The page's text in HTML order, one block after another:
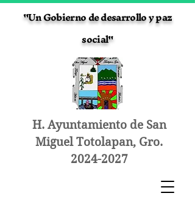
H. Ayuntamiento de San
Miguel Totolapan, Gro.
2024-2027
"Un Gobierno de desarrollo y paz
social"